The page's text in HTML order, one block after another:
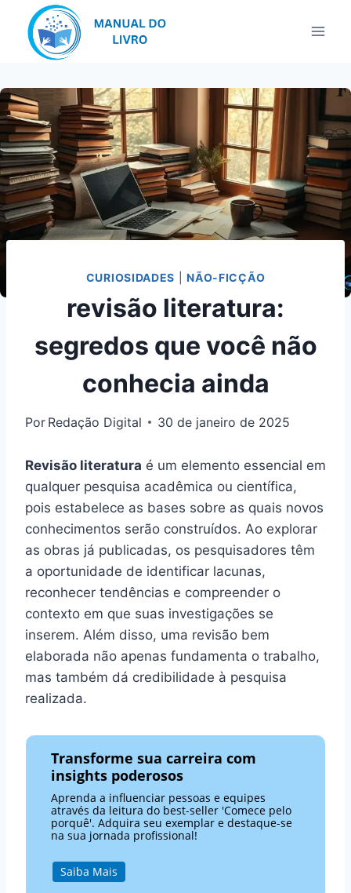
CURIOSIDADES |NÃO-FICÇÃO
revisão literatura:
segredos que você não
conhecia ainda
Por Redação Digital 30 de janeiro de 2025
Revisão literatura é um elemento essencial em
qualquer pesquisa acadêmica ou científica,
pois estabelece as bases sobre as quais novos
conhecimentos serão construídos. Ao explorar
as obras já publicadas, os pesquisadores têm
a oportunidade de identificar lacunas,
reconhecer tendências e compreender o
contexto em que suas investigações se
inserem. Além disso, uma revisão bem
elaborada não apenas fundamenta o trabalho,
mas também dá credibilidade à pesquisa
realizada.
Transforme sua carreira com
insights poderosos
Aprenda a influenciar pessoas e equipes
através da leitura do best-seller 'Comece pelo
porquê'. Adquira seu exemplar e destaque-se
na sua jornada profissional!
Saiba Mais